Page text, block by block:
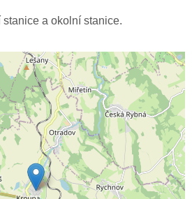
a okolní stanice.